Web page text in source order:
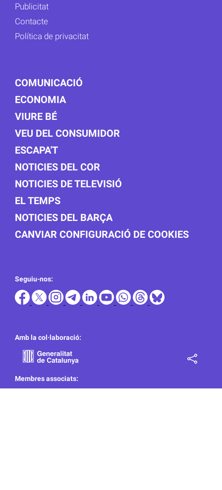
Publicitat
Contacte
Política de privacitat
COMUNICACIÓ
ECONOMIA
VIURE BÉ
VEU DEL CONSUMIDOR
ESCAPA'T
NOTICIES DEL COR
NOTICIES DE TELEVISIÓ
EL TEMPS
NOTICIES DEL BARÇA
CANVIAR CONFIGURACIÓ DE COOKIES
Seguiu-nos:
Amb la col·laboració:
Membres associats: